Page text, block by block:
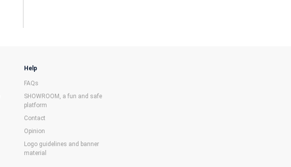
Help
FAQs
SHOWROOM, a fun and safe
platform
Contact
Opinion
Logo guidelines and banner
material